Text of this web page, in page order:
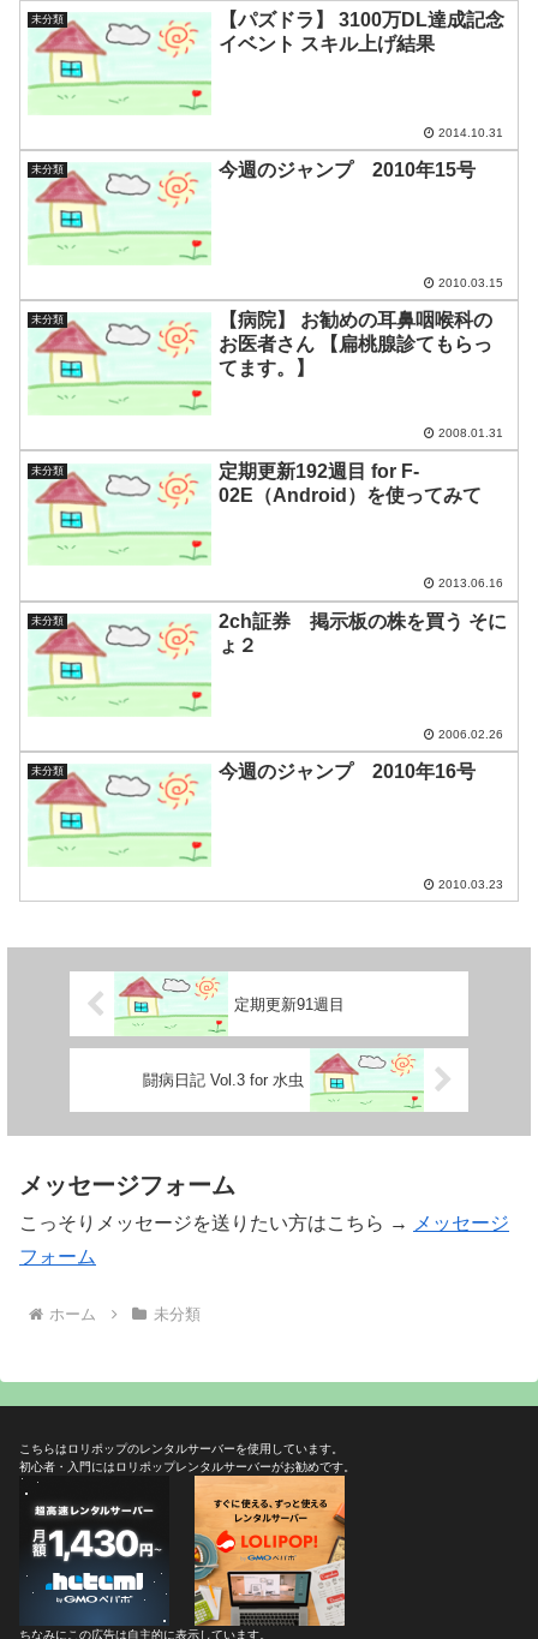
未分類
【パズドラ】 3100万DL達成記念
イベント スキル上げ結果
2014.10.31
未分類 今週のジャンプ 2010年15号
2010.03.15
未分類
【病院】 お勧めの耳鼻咽喉科の
お医者さん 【扁桃腺診てもらっ
てます。】
2008.01.31
未分類
定期更新192週目 for F-
02E（Android）を使ってみて
2013.06.16
未分類
2ch証券 掲示板の株を買う そに
ょ２
2006.02.26
未分類 今週のジャンプ 2010年16号
2010.03.23
定期更新91週目
闘病日記 Vol.3 for 水虫
メッセージフォーム
こっそりメッセージを送りたい方はこちら →
メッセージ
フォーム
ホーム 未分類
こちらはロリポップのレンタルサーバーを使用しています。
初心者・入門にはロリポップレンタルサーバーがお勧めです。
ちなみにこの広告は自主的に表示しています。